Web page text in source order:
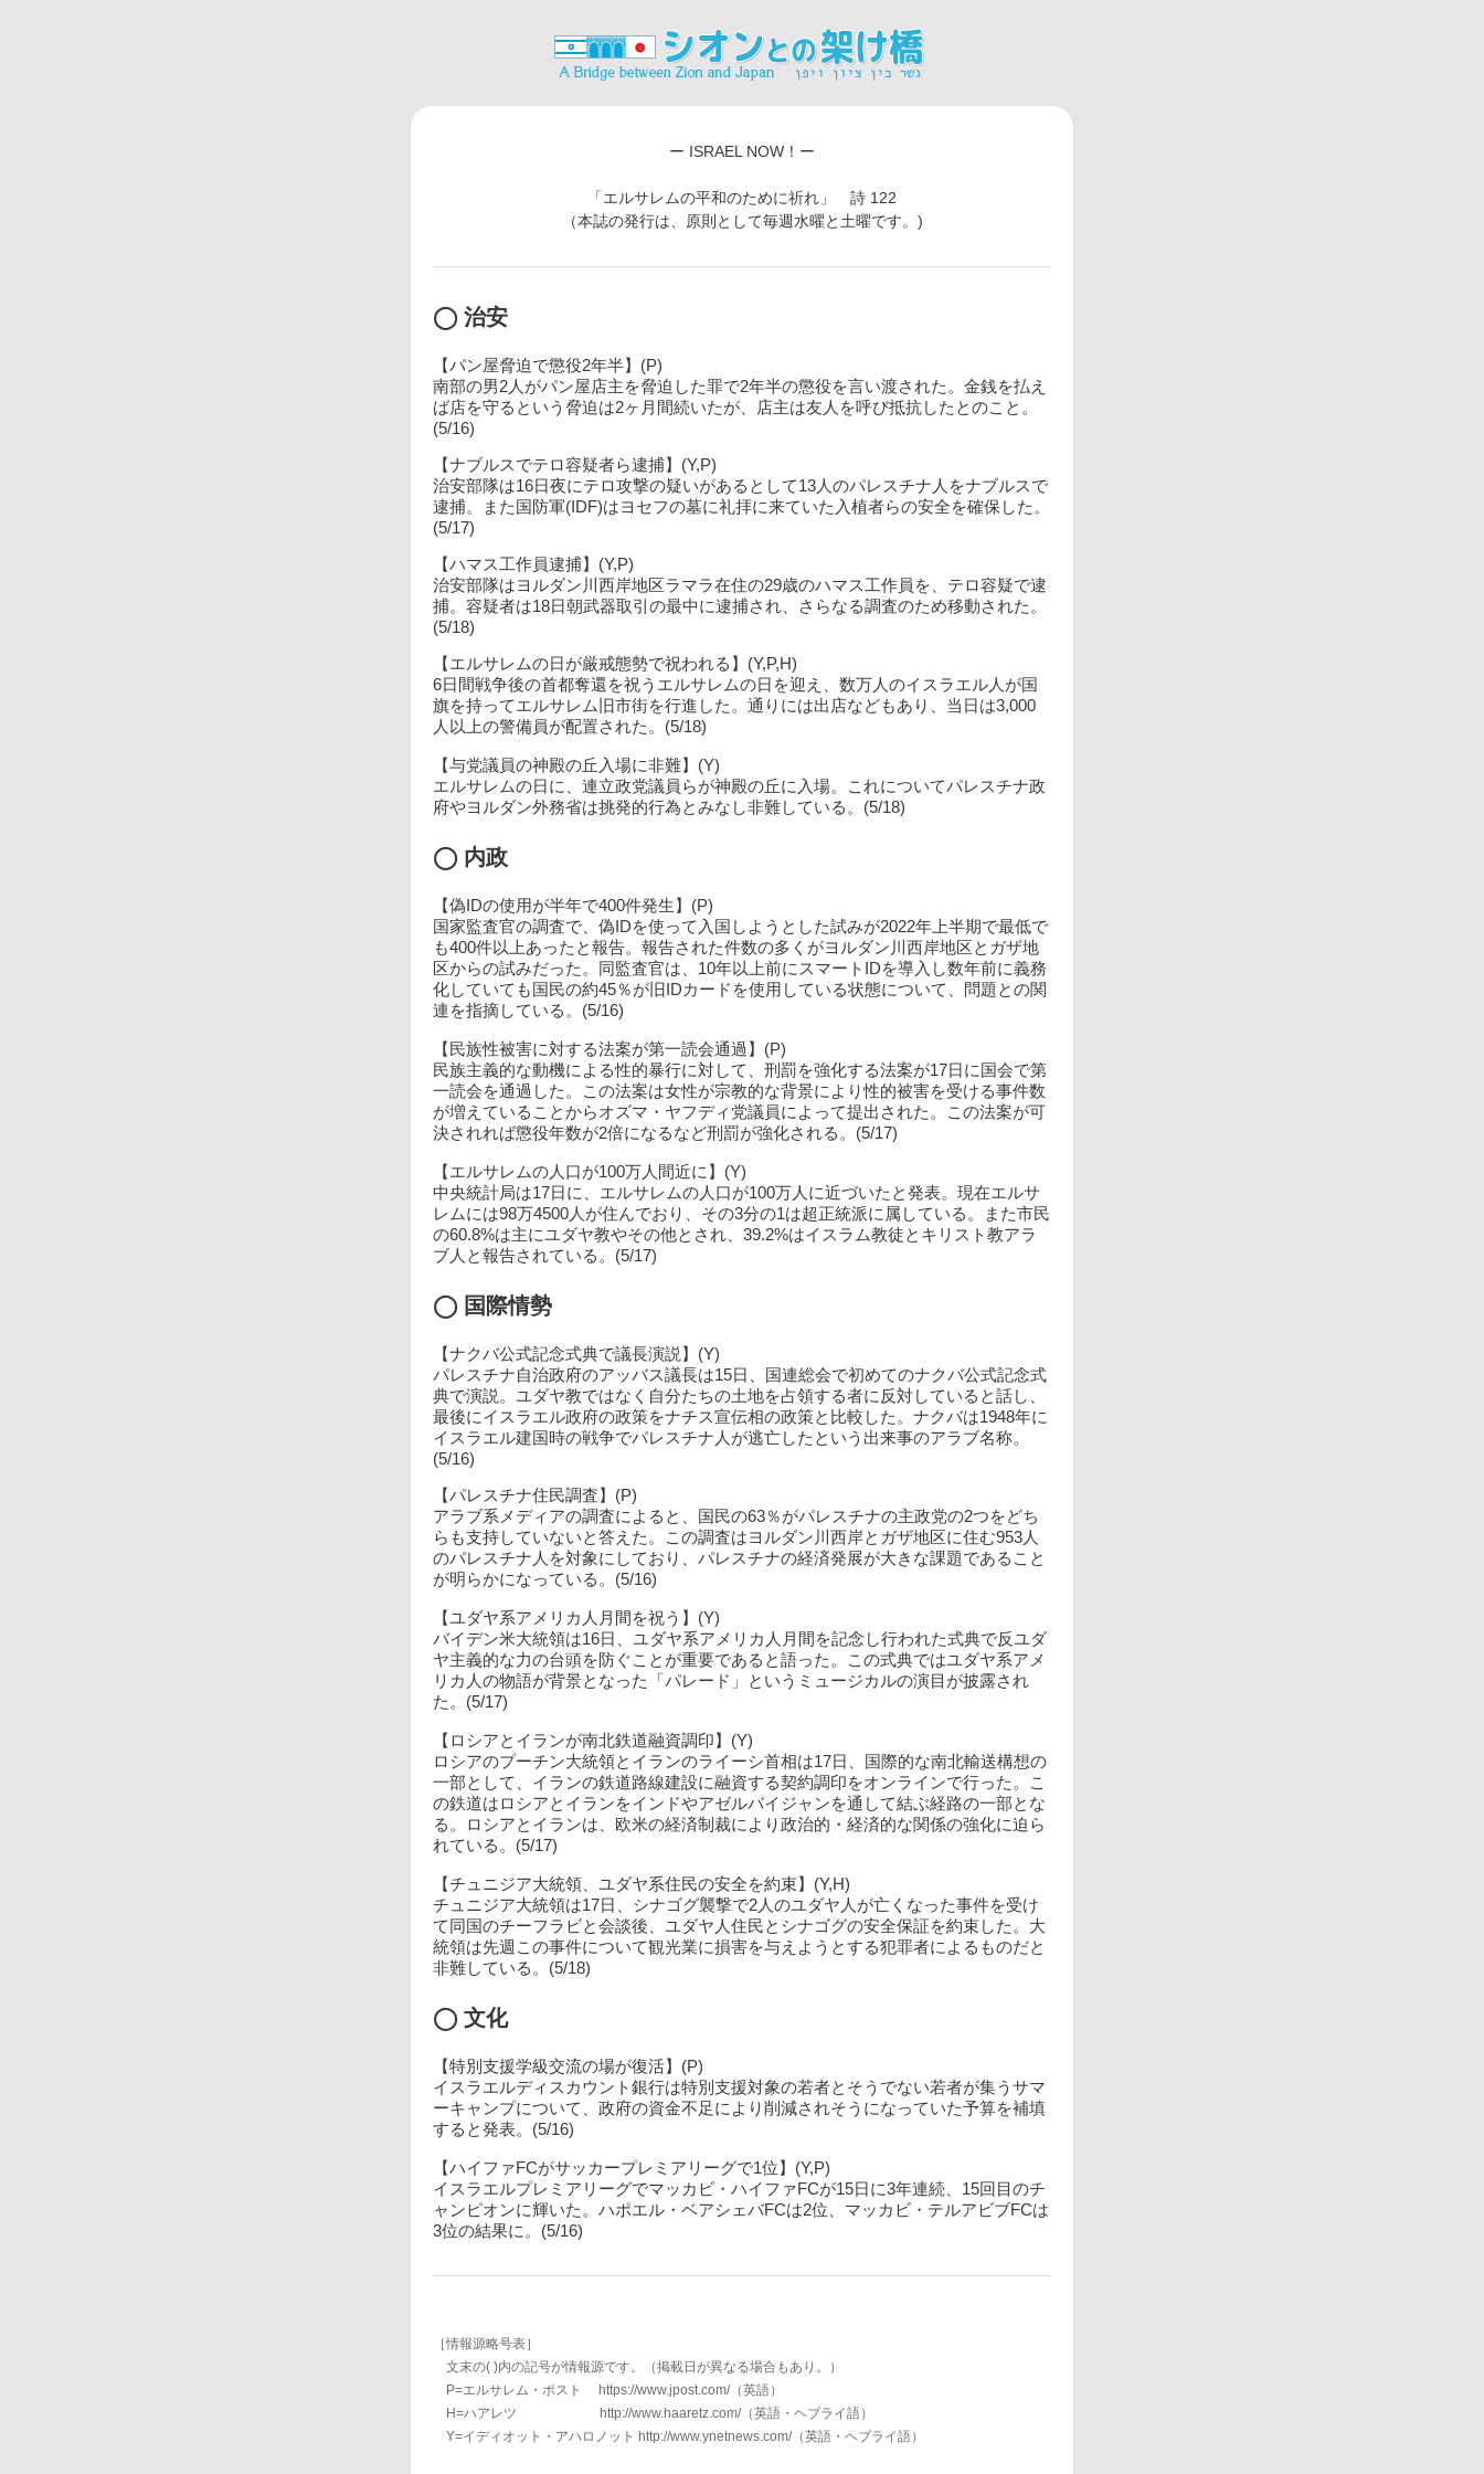
ー ISRAEL NOW！ー
「エルサレムの平和のために祈れ」 詩 122
（本誌の発行は、原則として毎週水曜と土曜です。)
◯ 治安
【パン屋脅迫で懲役2年半】(P)
南部の男2人がパン屋店主を脅迫した罪で2年半の懲役を言い渡された。金銭を払え
ば店を守るという脅迫は2ヶ月間続いたが、店主は友人を呼び抵抗したとのこと。
(5/16)
【ナブルスでテロ容疑者ら逮捕】(Y,P)
治安部隊は16日夜にテロ攻撃の疑いがあるとして13人のパレスチナ人をナブルスで
逮捕。また国防軍(IDF)はヨセフの墓に礼拝に来ていた入植者らの安全を確保した。
(5/17)
【ハマス工作員逮捕】(Y,P)
治安部隊はヨルダン川西岸地区ラマラ在住の29歳のハマス工作員を、テロ容疑で逮
捕。容疑者は18日朝武器取引の最中に逮捕され、さらなる調査のため移動された。
(5/18)
【エルサレムの日が厳戒態勢で祝われる】(Y,P,H)
6日間戦争後の首都奪還を祝うエルサレムの日を迎え、数万人のイスラエル人が国
旗を持ってエルサレム旧市街を行進した。通りには出店などもあり、当日は3,000
人以上の警備員が配置された。(5/18)
【与党議員の神殿の丘入場に非難】(Y)
エルサレムの日に、連立政党議員らが神殿の丘に入場。これについてパレスチナ政
府やヨルダン外務省は挑発的行為とみなし非難している。(5/18)
◯ 内政
【偽IDの使用が半年で400件発生】(P)
国家監査官の調査で、偽IDを使って入国しようとした試みが2022年上半期で最低で
も400件以上あったと報告。報告された件数の多くがヨルダン川西岸地区とガザ地
区からの試みだった。同監査官は、10年以上前にスマートIDを導入し数年前に義務
化していても国民の約45％が旧IDカードを使用している状態について、問題との関
連を指摘している。(5/16)
【民族性被害に対する法案が第一読会通過】(P)
民族主義的な動機による性的暴行に対して、刑罰を強化する法案が17日に国会で第
一読会を通過した。この法案は女性が宗教的な背景により性的被害を受ける事件数
が増えていることからオズマ・ヤフディ党議員によって提出された。この法案が可
決されれば懲役年数が2倍になるなど刑罰が強化される。(5/17)
【エルサレムの人口が100万人間近に】(Y)
中央統計局は17日に、エルサレムの人口が100万人に近づいたと発表。現在エルサ
レムには98万4500人が住んでおり、その3分の1は超正統派に属している。また市民
の60.8%は主にユダヤ教やその他とされ、39.2%はイスラム教徒とキリスト教アラ
ブ人と報告されている。(5/17)
◯ 国際情勢
【ナクバ公式記念式典で議長演説】(Y)
パレスチナ自治政府のアッバス議長は15日、国連総会で初めてのナクバ公式記念式
典で演説。ユダヤ教ではなく自分たちの土地を占領する者に反対していると話し、
最後にイスラエル政府の政策をナチス宣伝相の政策と比較した。ナクバは1948年に
イスラエル建国時の戦争でパレスチナ人が逃亡したという出来事のアラブ名称。
(5/16)
【パレスチナ住民調査】(P)
アラブ系メディアの調査によると、国民の63％がパレスチナの主政党の2つをどち
らも支持していないと答えた。この調査はヨルダン川西岸とガザ地区に住む953人
のパレスチナ人を対象にしており、パレスチナの経済発展が大きな課題であること
が明らかになっている。(5/16)
【ユダヤ系アメリカ人月間を祝う】(Y)
バイデン米大統領は16日、ユダヤ系アメリカ人月間を記念し行われた式典で反ユダ
ヤ主義的な力の台頭を防ぐことが重要であると語った。この式典ではユダヤ系アメ
リカ人の物語が背景となった「パレード」というミュージカルの演目が披露され
た。(5/17)
【ロシアとイランが南北鉄道融資調印】(Y)
ロシアのプーチン大統領とイランのライーシ首相は17日、国際的な南北輸送構想の
一部として、イランの鉄道路線建設に融資する契約調印をオンラインで行った。こ
の鉄道はロシアとイランをインドやアゼルバイジャンを通して結ぶ経路の一部とな
る。ロシアとイランは、欧米の経済制裁により政治的・経済的な関係の強化に迫ら
れている。(5/17)
【チュニジア大統領、ユダヤ系住民の安全を約束】(Y,H)
チュニジア大統領は17日、シナゴグ襲撃で2人のユダヤ人が亡くなった事件を受け
て同国のチーフラビと会談後、ユダヤ人住民とシナゴグの安全保証を約束した。大
統領は先週この事件について観光業に損害を与えようとする犯罪者によるものだと
非難している。(5/18)
◯ 文化
【特別支援学級交流の場が復活】(P)
イスラエルディスカウント銀行は特別支援対象の若者とそうでない若者が集うサマ
ーキャンプについて、政府の資金不足により削減されそうになっていた予算を補填
すると発表。(5/16)
【ハイファFCがサッカープレミアリーグで1位】(Y,P)
イスラエルプレミアリーグでマッカビ・ハイファFCが15日に3年連続、15回目のチ
ャンピオンに輝いた。ハポエル・ベアシェバFCは2位、マッカビ・テルアビブFCは
3位の結果に。(5/16)
［情報源略号表］
文末の( )内の記号が情報源です。（掲載日が異なる場合もあり。）
P=エルサレム・ポスト https://www.jpost.com/（英語）
H=ハアレツ http://www.haaretz.com/（英語・ヘブライ語）
Y=イディオット・アハロノット http://www.ynetnews.com/（英語・ヘブライ語）